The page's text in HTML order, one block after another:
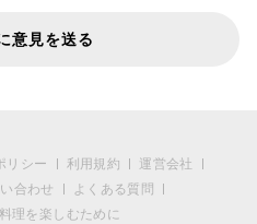
意見を送る
リシー 利用規約
運営会社
合わせ
よくある質問
理を楽しむために